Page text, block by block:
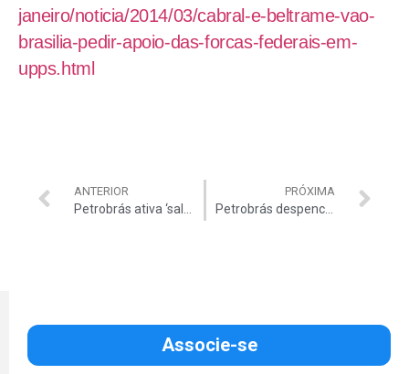
janeiro/noticia/2014/03/cabral-e-beltrame-vao-
brasilia-pedir-apoio-das-forcas-federais-em-
upps.html
ANTERIOR PRÓXIMA
Petrobrás despenca em ranking ‘valor de mercado’
Associe-se